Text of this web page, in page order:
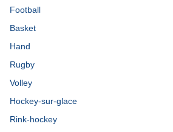
Football
Basket
Hand
Rugby
Volley
Hockey-sur-glace
Rink-hockey